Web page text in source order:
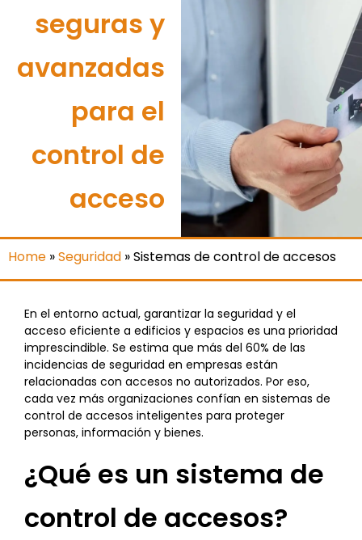
seguras y
avanzadas
para el
control de
acceso
Home »Seguridad »Sistemas de control de accesos
En el entorno actual, garantizar la seguridad y el
acceso eficiente a edificios y espacios es una prioridad
imprescindible. Se estima que más del 60% de las
incidencias de seguridad en empresas están
relacionadas con accesos no autorizados. Por eso,
cada vez más organizaciones confían en sistemas de
control de accesos inteligentes para proteger
personas, información y bienes.
¿Qué es un sistema de
control de accesos?